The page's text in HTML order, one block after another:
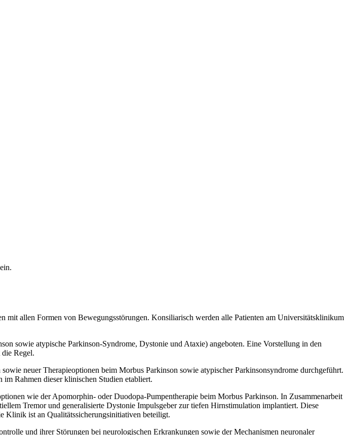
mit allen Formen von Bewegungsstörungen. Konsiliarisch werden alle Patienten am Universitätsklinikum
sowie atypische Parkinson-Syndrome, Dystonie und Ataxie) angeboten. Eine Vorstellung in den
die Regel.
neuer Therapieoptionen beim Morbus Parkinson sowie atypischer Parkinsonsyndrome durchgeführt.
Rahmen dieser klinischen Studien etabliert.
wie der Apomorphin- oder Duodopa-Pumpentherapie beim Morbus Parkinson. In Zusammenarbeit
Tremor und generalisierte Dystonie Impulsgeber zur tiefen Hirnstimulation implantiert. Diese
Klinik ist an Qualitätssicherungsinitiativen beteiligt.
und ihrer Störungen bei neurologischen Erkrankungen sowie der Mechanismen neuronaler